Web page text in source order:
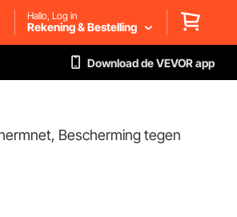
Hallo, Log in
Rekening & Bestelling
Download de VEVOR app
Bescherming tegen